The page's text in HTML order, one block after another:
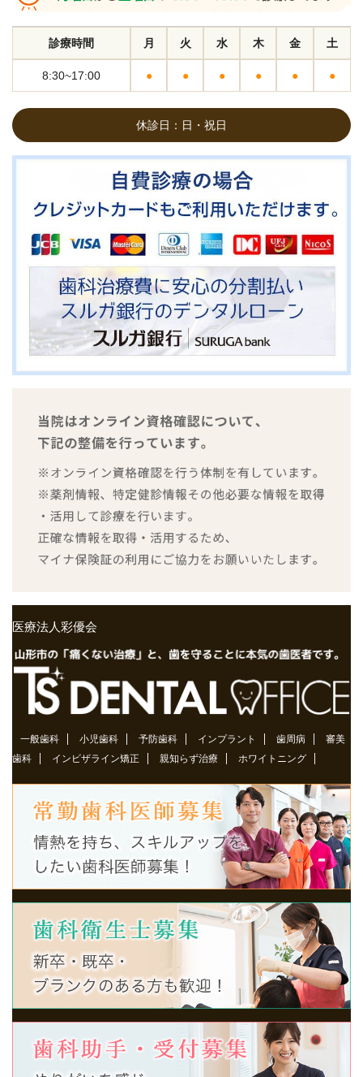
診療時間 月 火 水 木 金 土
8:30~17:00 ● ● ● ● ● ●
休診日：日・祝日
医療法人彩優会
一般歯科 小児歯科 予防歯科 インプラント 歯周病
審美
歯科
インビザライン矯正 親知らず治療 ホワイトニング